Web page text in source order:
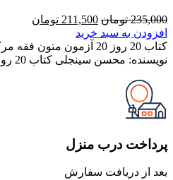
235,000 تومان قیمت
اصلی
235,000 تومان
بود.
211,500 تومان
است.
افزودن به سبد خرید
کتاب 20 روز 20 آزمون
نویسنده: محسن سینجلی کتاب 20 روز 20 آزمون
پرداخت درب منزل
بعد از دریافت سفارش